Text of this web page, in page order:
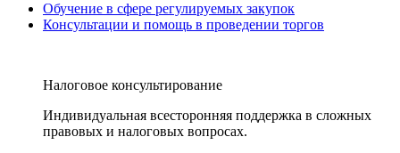
Обучение в сфере регулируемых закупок
Консультации и помощь в проведении торгов
Налоговое консультирование
Индивидуальная всесторонняя поддержка в сложных
правовых и налоговых вопросах.